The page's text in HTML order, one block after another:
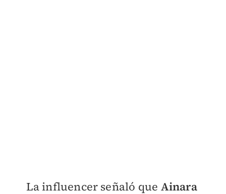
La influencer señaló que Ainara